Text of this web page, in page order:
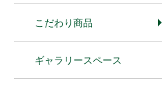
こだわり商品
ギャラリースペース